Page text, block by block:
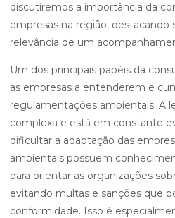
discutiremos a importância da
empresas na região, destacando
relevância de um
Um dos principais papéis da
as empresas a entenderem e
regulamentações ambientais. A
complexa e está em constante
dificultar a adaptação das
ambientais possuem
para orientar as organizações
evitando multas e sanções que
conformidade. Isso é